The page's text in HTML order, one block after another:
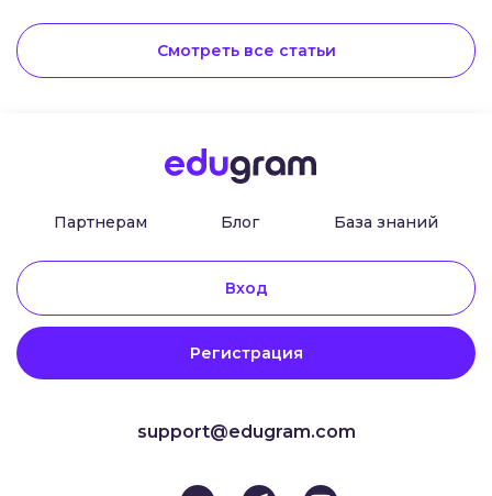
зависимости от уровня опыта.
Смотреть все статьи
Партнерам Блог База знаний
Вход
Регистрация
support@edugram.com